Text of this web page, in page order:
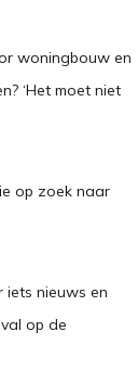
woningbouw en
‘Het moet niet
op zoek naar
iets nieuws en
op de